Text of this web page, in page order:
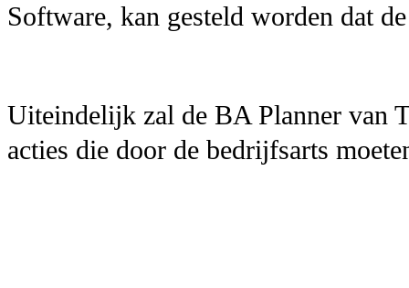
Software, kan gesteld worden dat
Uiteindelijk zal de BA Planner van
acties die door de bedrijfsarts